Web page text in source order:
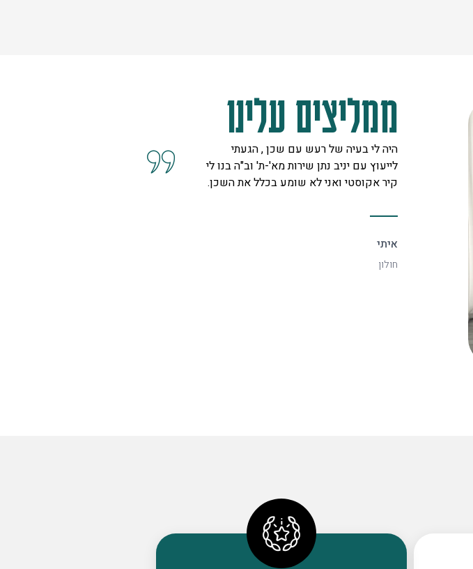
ממליצים עלינו
היה לי בעיה של רעש עם שכן , הגעתי
לייעוץ עם יניב נתן שירות מא'-ת' וב"ה בנו לי
קיר אקוסטי ואני לא שומע בכלל את השכן.
איתי
חולון